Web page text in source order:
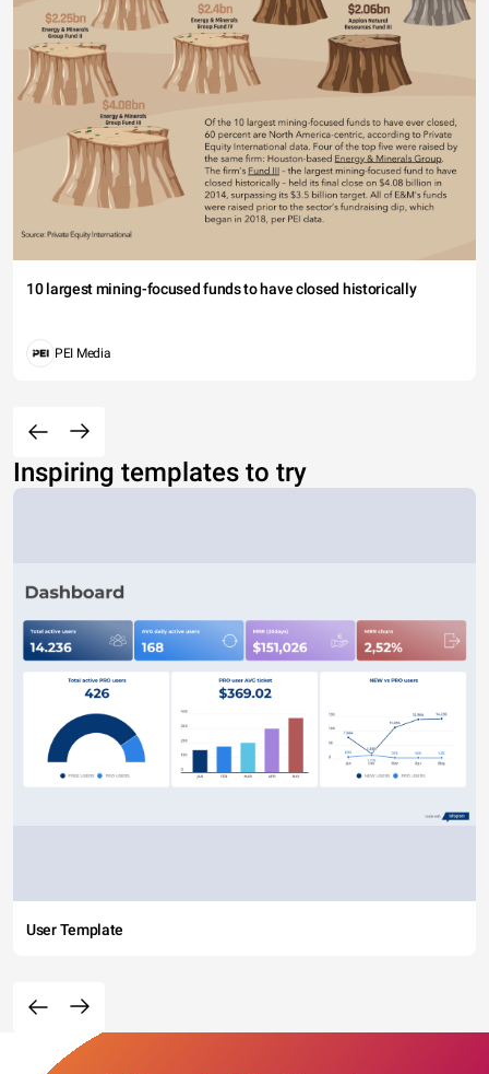
10 largest mining-focused funds to have closed historically
PEI Media
Inspiring templates to try
User Template